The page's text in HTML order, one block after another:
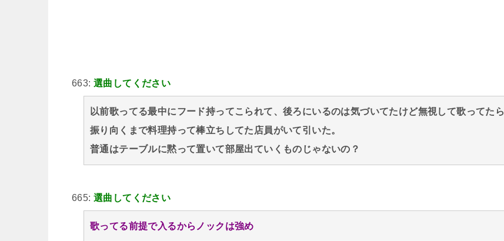
663: 選曲してください
以前歌ってる最中にフード持ってこられて、後ろにいるのは気づいてたけど無視して歌ってたら
振り向くまで料理持って棒立ちしてた店員がいて引いた。
普通はテーブルに黙って置いて部屋出ていくものじゃないの？
665: 選曲してください
歌ってる前提で入るからノックは強め